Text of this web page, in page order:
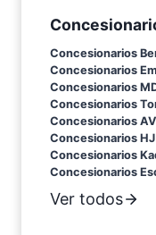
Concesionarios
Concesionarios
Concesionarios
Concesionarios
Concesionarios
Concesionarios
Concesionarios
Concesionarios
Ver todos